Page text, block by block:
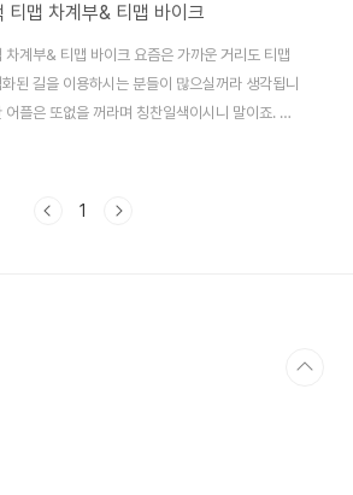
맵 차계부& 티맵 바이크
계부& 티맵 바이크 요즘은 가까운 거리도 티맵
된 길을 이용하시는 분들이 많으실꺼라 생각됩니
플은 또없을 꺼라며 칭찬일색이시니 말이죠. 티
는 앱들 또한 활용도가 높아 이용하는 분들이 점
날씨엔 차량관리에도 더욱 신경을 써주어야 합
1